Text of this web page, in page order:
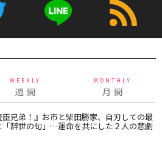
WEEKLY
週 間
MONTHLY
月 間
臣兄弟！』お市と柴田勝家、自刃しての最
「辞世の句」…運命を共にした２人の悲劇